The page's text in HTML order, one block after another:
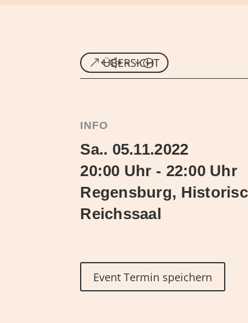
ÜBERSICHT
INFO
Sa.. 05.11.2022
20:00 Uhr - 22:00 Uhr
Regensburg,
Reichssaal
Event Termin speichern